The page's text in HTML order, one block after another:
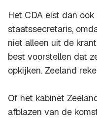
Het CDA eist dan
staatssecretaris,
niet alleen uit de
best voorstellen dat
opkijken. Zeeland
Of het kabinet
afblazen van de